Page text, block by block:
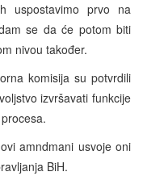
uspostavimo prvo na
se da će potom biti
nivou također.
komisija su potvrdili
izvršavati funkcije
amndmani usvoje oni
BiH.